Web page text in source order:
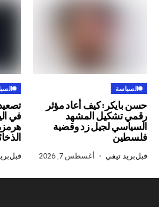
كيف أعاد مؤثر
المشهد
لجيل زد وقضية
أغسطس 7, 2026
تصعيد إقليمي:
في اليمن،
هرمز، ومخاوف
قبلبريد تيفي